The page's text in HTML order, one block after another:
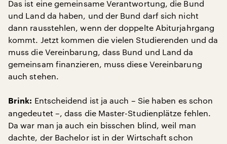
Das ist eine gemeinsame Verantwortung, die Bund
und Land da haben, und der Bund darf sich nicht
dann rausstehlen, wenn der doppelte Abiturjahrgang
kommt. Jetzt kommen die vielen Studierenden und da
muss die Vereinbarung, dass Bund und Land da
gemeinsam finanzieren, muss diese Vereinbarung
auch stehen.
Brink: Entscheidend ist ja auch – Sie haben es schon
angedeutet –, dass die Master-Studienplätze fehlen.
Da war man ja auch ein bisschen blind, weil man
dachte, der Bachelor ist in der Wirtschaft schon